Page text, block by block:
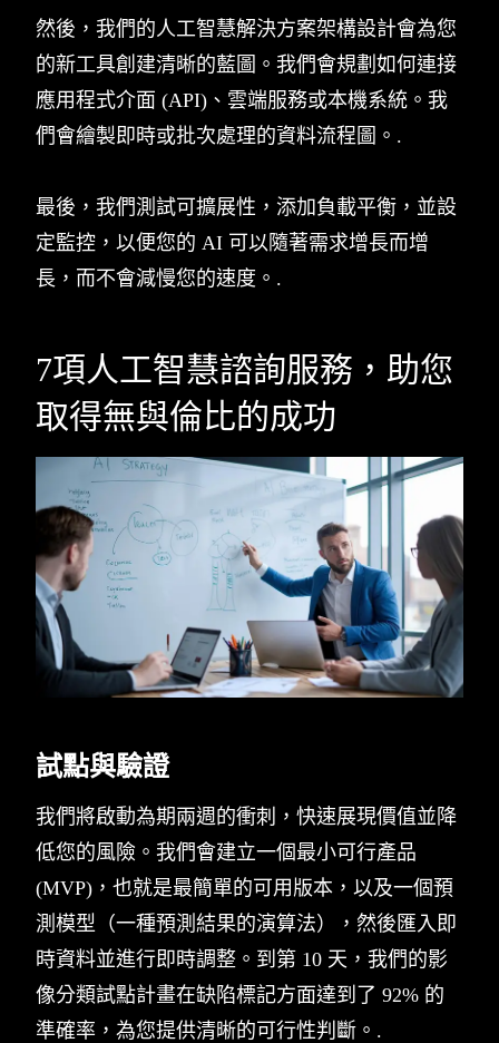
然後，我們的人工智慧解決方案架構設計會為您
的新工具創建清晰的藍圖。我們會規劃如何連接
應用程式介面 (API)、雲端服務或本機系統。我
們會繪製即時或批次處理的資料流程圖。.
最後，我們測試可擴展性，添加負載平衡，並設
定監控，以便您的 AI 可以隨著需求增長而增
長，而不會減慢您的速度。.
7項人工智慧諮詢服務，助您
取得無與倫比的成功
試點與驗證
我們將啟動為期兩週的衝刺，快速展現價值並降
低您的風險。我們會建立一個最小可行產品
(MVP)，也就是最簡單的可用版本，以及一個預
測模型（一種預測結果的演算法），然後匯入即
時資料並進行即時調整。到第 10 天，我們的影
像分類試點計畫在缺陷標記方面達到了 92% 的
準確率，為您提供清晰的可行性判斷。.